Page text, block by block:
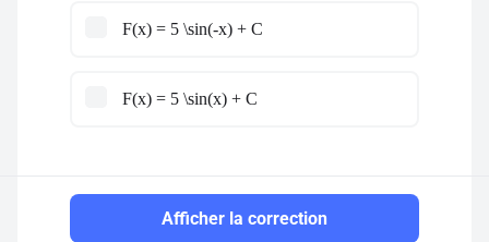
F(x) = 5 \sin(-x) + C
F(x) = 5 \sin(x) + C
Afficher la correction